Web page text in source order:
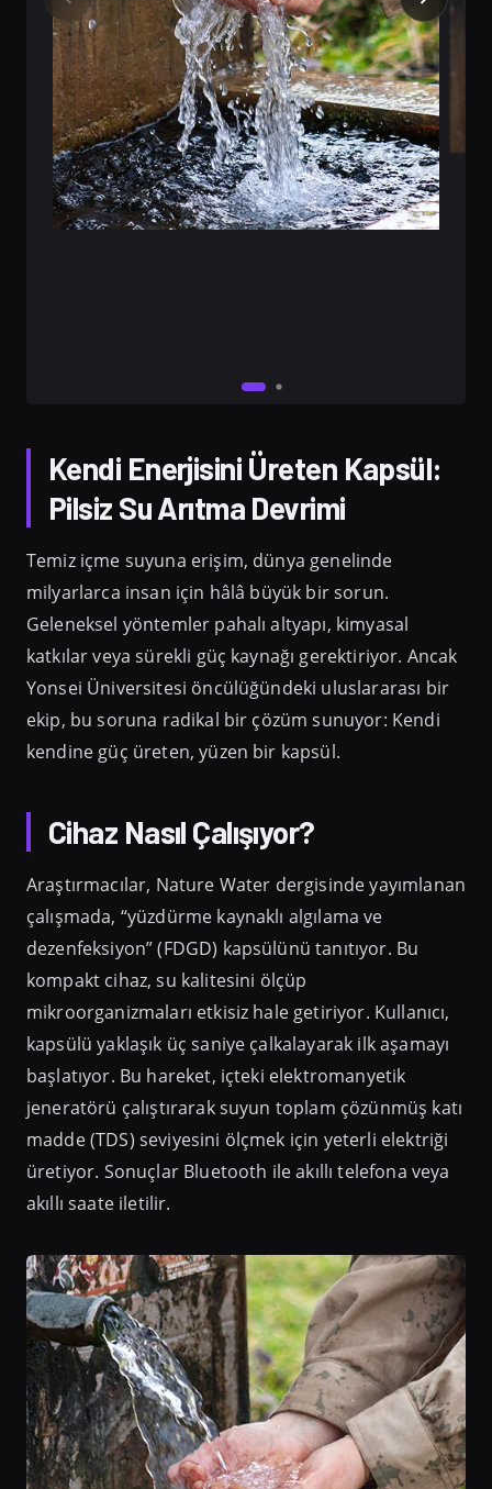
Kendi Enerjisini Üreten Kapsül:
Pilsiz Su Arıtma Devrimi
Temiz içme suyuna erişim, dünya genelinde
milyarlarca insan için hâlâ büyük bir sorun.
Geleneksel yöntemler pahalı altyapı, kimyasal
katkılar veya sürekli güç kaynağı gerektiriyor. Ancak
Yonsei Üniversitesi öncülüğündeki uluslararası bir
ekip, bu soruna radikal bir çözüm sunuyor: Kendi
kendine güç üreten, yüzen bir kapsül.
Cihaz Nasıl Çalışıyor?
Araştırmacılar, Nature Water dergisinde yayımlanan
çalışmada, “yüzdürme kaynaklı algılama ve
dezenfeksiyon” (FDGD) kapsülünü tanıtıyor. Bu
kompakt cihaz, su kalitesini ölçüp
mikroorganizmaları etkisiz hale getiriyor. Kullanıcı,
kapsülü yaklaşık üç saniye çalkalayarak ilk aşamayı
başlatıyor. Bu hareket, içteki elektromanyetik
jeneratörü çalıştırarak suyun toplam çözünmüş katı
madde (TDS) seviyesini ölçmek için yeterli elektriği
üretiyor. Sonuçlar Bluetooth ile akıllı telefona veya
akıllı saate iletilir.